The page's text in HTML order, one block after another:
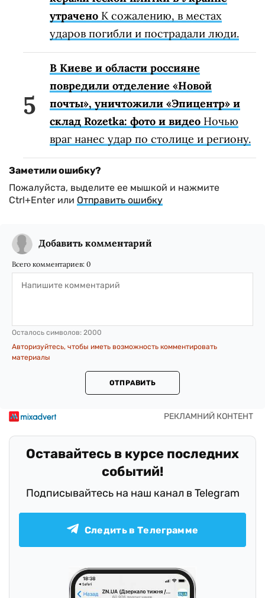
утрачено К сожалению, в местах
ударов погибли и пострадали люди.
В Киеве и области россияне
повредили отделение «Новой
почты», уничтожили «Эпицентр» и
склад Rozetka: фото и видео Ночью
враг нанес удар по столице и региону.
Заметили ошибку?
Пожалуйста, выделите ее мышкой и нажмите
Ctrl+Enter или Отправить ошибку
Добавить комментарий
Всего комментариев: 0
Осталось символов: 2000
Авторизуйтесь, чтобы иметь возможность комментировать
материалы
ОТПРАВИТЬ
Оставайтесь в курсе последних
событий!
Подписывайтесь на наш канал в Telegram
Следить в Телеграмме